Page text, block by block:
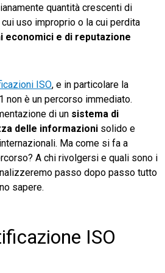
quantità crescenti di
uso improprio o la cui perdita
economici e di reputazione
ISO, e in particolare la
non è un percorso immediato.
di un sistema di
delle informazioni solido e
Ma come si fa a
A chi rivolgersi e quali sono i
passo dopo passo tutto
sapere.
ISO